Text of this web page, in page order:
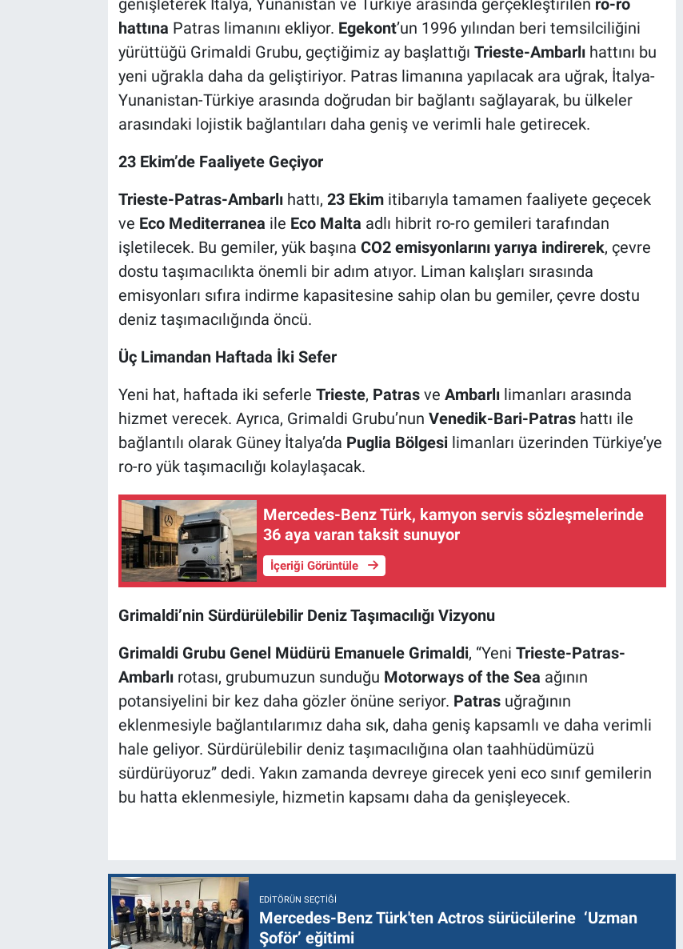
genişleterek İtalya, Yunanistan ve Türkiye arasında gerçekleştirilen ro-ro
hattına Patras limanını ekliyor. Egekont’un 1996 yılından beri temsilciliğini
yürüttüğü Grimaldi Grubu, geçtiğimiz ay başlattığı Trieste-Ambarlıhattını bu
yeni uğrakla daha da geliştiriyor. Patras limanına yapılacak ara uğrak, İtalya-
Yunanistan-Türkiye arasında doğrudan bir bağlantı sağlayarak, bu ülkeler
arasındaki lojistik bağlantıları daha geniş ve verimli hale getirecek.
23 Ekim’de Faaliyete Geçiyor
Trieste-Patras-Ambarlıhattı, 23 Ekimitibarıyla tamamen faaliyete geçecek
ve Eco Mediterranea ile Eco Malta adlı hibrit ro-ro gemileri tarafından
işletilecek. Bu gemiler, yük başına CO2 emisyonlarını yarıya indirerek, çevre
dostu taşımacılıkta önemli bir adım atıyor. Liman kalışları sırasında
emisyonları sıfıra indirme kapasitesine sahip olan bu gemiler, çevre dostu
deniz taşımacılığında öncü.
Üç Limandan Haftada İki Sefer
Yeni hat, haftada iki seferle Trieste, Patrasve Ambarlılimanları arasında
hizmet verecek. Ayrıca, Grimaldi Grubu’nun Venedik-Bari-Patrashattı ile
bağlantılı olarak Güney İtalya’da Puglia Bölgesilimanları üzerinden Türkiye’ye
ro-ro yük taşımacılığı kolaylaşacak.
Mercedes-Benz Türk, kamyon servis sözleşmelerinde
36 aya varan taksit sunuyor
İçeriği Görüntüle
Grimaldi’nin Sürdürülebilir Deniz Taşımacılığı Vizyonu
Grimaldi Grubu Genel Müdürü Emanuele Grimaldi, “Yeni Trieste-Patras-
Ambarlırotası, grubumuzun sunduğu Motorways of the Sea ağının
potansiyelini bir kez daha gözler önüne seriyor. Patrasuğrağının
eklenmesiyle bağlantılarımız daha sık, daha geniş kapsamlı ve daha verimli
hale geliyor. Sürdürülebilir deniz taşımacılığına olan taahhüdümüzü
sürdürüyoruz” dedi. Yakın zamanda devreye girecek yeni eco sınıf gemilerin
bu hatta eklenmesiyle, hizmetin kapsamı daha da genişleyecek.
EDITÖRÜN SEÇTIĞI
Mercedes-Benz Türk'ten Actros sürücülerine ‘Uzman
Şoför’ eğitimi